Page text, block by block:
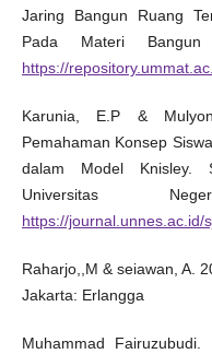
Jaring Bangun Ruang
Pada Materi
https://
Karunia, E.P &
Pemahaman Konsep
dalam Model Knisley.
Universitas
https://journal.unnes.ac.id/
Raharjo,,M & seiawan, A.
Jakarta: Erlangga
Muhammad